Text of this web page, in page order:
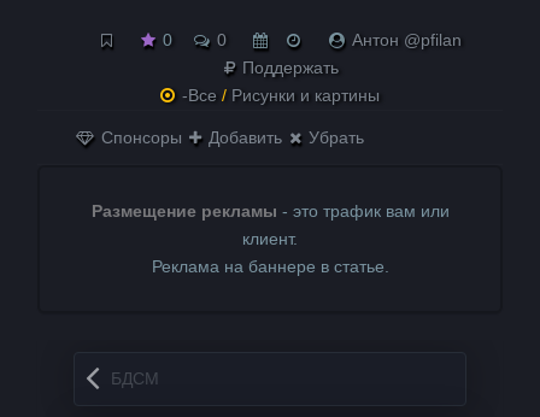
0 0
Антон @pfilan
Поддержать
-Все / Рисунки и картины
Спонсоры Добавить Убрать
Размещение рекламы - это трафик вам или
клиент.
Реклама на баннере в статье.
Запись навигация
БДСМ